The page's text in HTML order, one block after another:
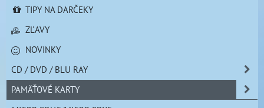
TIPY NA DARČEKY
ZĽAVY
NOVINKY
CD / DVD / BLU RAY
PAMÄŤOVÉ KARTY